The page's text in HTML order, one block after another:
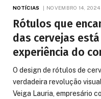
NOTÍCIAS NOVEMBRO 14, 2024
Rótulos que
das cervejas
experiência do
O design de rótulos de
verdadeira revolução
Veiga Lauria, empresário